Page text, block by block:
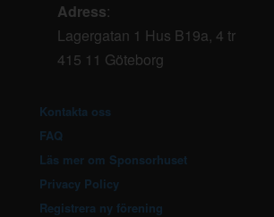
Adress:
Lagergatan 1 Hus B19a, 4 tr
415 11 Göteborg
Kontakta oss
FAQ
Läs mer om Sponsorhuset
Privacy Policy
Registrera ny förening